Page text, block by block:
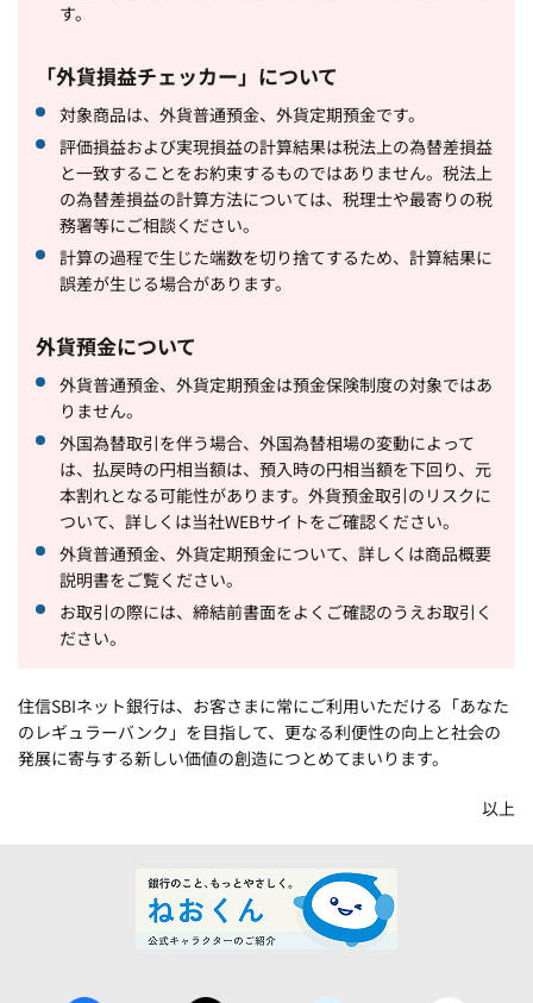
す。
「外貨損益チェッカー」について
対象商品は、外貨普通預金、外貨定期預金です。
評価損益および実現損益の計算結果は税法上の為替差損益
と一致することをお約束するものではありません。税法上
の為替差損益の計算方法については、税理士や最寄りの税
務署等にご相談ください。
計算の過程で生じた端数を切り捨てするため、計算結果に
誤差が生じる場合があります。
外貨預金について
外貨普通預金、外貨定期預金は預金保険制度の対象ではあ
りません。
外国為替取引を伴う場合、外国為替相場の変動によって
は、払戻時の円相当額は、預入時の円相当額を下回り、元
本割れとなる可能性があります。外貨預金取引のリスクに
ついて、詳しくは当社WEBサイトをご確認ください。
外貨普通預金、外貨定期預金について、詳しくは商品概要
説明書をご覧ください。
お取引の際には、締結前書面をよくご確認のうえお取引く
ださい。
住信SBIネット銀行は、お客さまに常にご利用いただける「あなた
のレギュラーバンク」を目指して、更なる利便性の向上と社会の
発展に寄与する新しい価値の創造につとめてまいります。
以上